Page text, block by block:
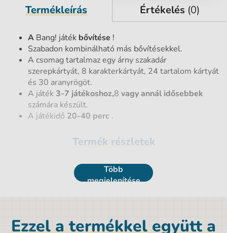
Termékleírás Értékelés (0)
A Bang! játék bővítése !
Szabadon kombinálható más bővítésekkel.
A csomag tartalmaz egy árny szakadár
szerepkártyát, 8 karakterkártyát, 24 tartalom kártyát
és 30 aranyrögöt.
A játék3-7 játékoshoz,8 vagy annál idősebbek
számára készült.
A játékidő 20-40 perc .
Termék részletek
Nem
Uniszex
Több
megjelenítése
Ezzel a termékkel együtt a